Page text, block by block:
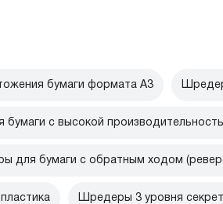
бумаги формата А3
с высокой
для бумаги с обратным ходом
Шредеры 3 уровня